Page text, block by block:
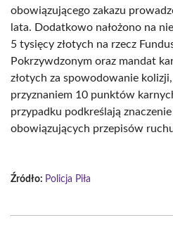
obowiązującego zakazu
lata. Dodatkowo nałożono na
5 tysięcy złotych na rzecz
Pokrzywdzonym oraz mandat
złotych za spowodowanie kolizji,
przyznaniem 10 punktów
przypadku podkreślają
obowiązujących przepisów
Źródło: Policja Piła